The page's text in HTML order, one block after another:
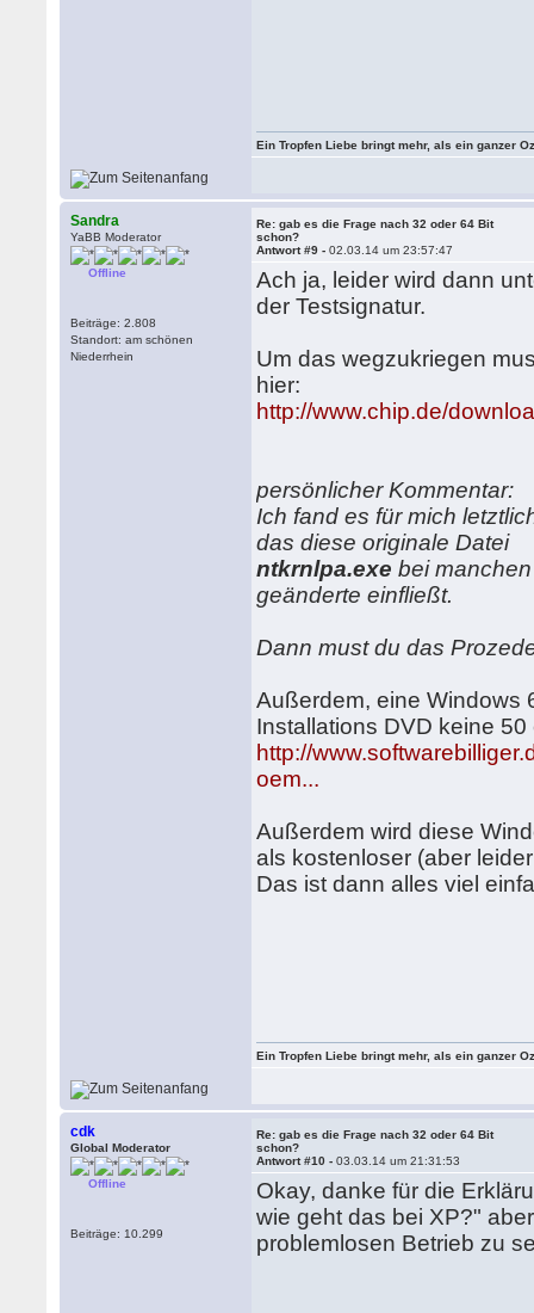
Ein Tropfen Liebe bringt mehr, als ein ganzer
Sandra
YaBB Moderator
Offline
Beiträge: 2.808
Standort: am schönen
Niederrhein
Re: gab es die Frage nach 32 oder 64 Bit
schon?
Antwort #9 -02.03.14 um 23:57:47
Ach ja, leider wird dann
der Testsignatur.
Um das wegzukriegen
hier:
http://www.chip.de/
persönlicher Kommentar:
Ich fand es für mich
das diese originale Datei
ntkrnlpa.exe bei
geänderte einfließt.
Dann must du das
Außerdem, eine Windows
Installations DVD keine 50
http://
oem...
Außerdem wird diese
als kostenloser (aber
Das ist dann alles viel
Ein Tropfen Liebe bringt mehr, als ein ganzer
cdk
Global Moderator
Offline
Beiträge: 10.299
Re: gab es die Frage nach 32 oder 64 Bit
schon?
Antwort #10 -03.03.14 um 21:31:53
Okay, danke für die
wie geht das bei XP?"
problemlosen Betrieb zu